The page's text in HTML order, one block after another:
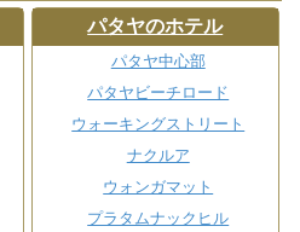
パタヤのホテル
パタヤ中心部
パタヤビーチロード
ウォーキングストリート
ナクルア
ウォンガマット
プラタムナックヒル